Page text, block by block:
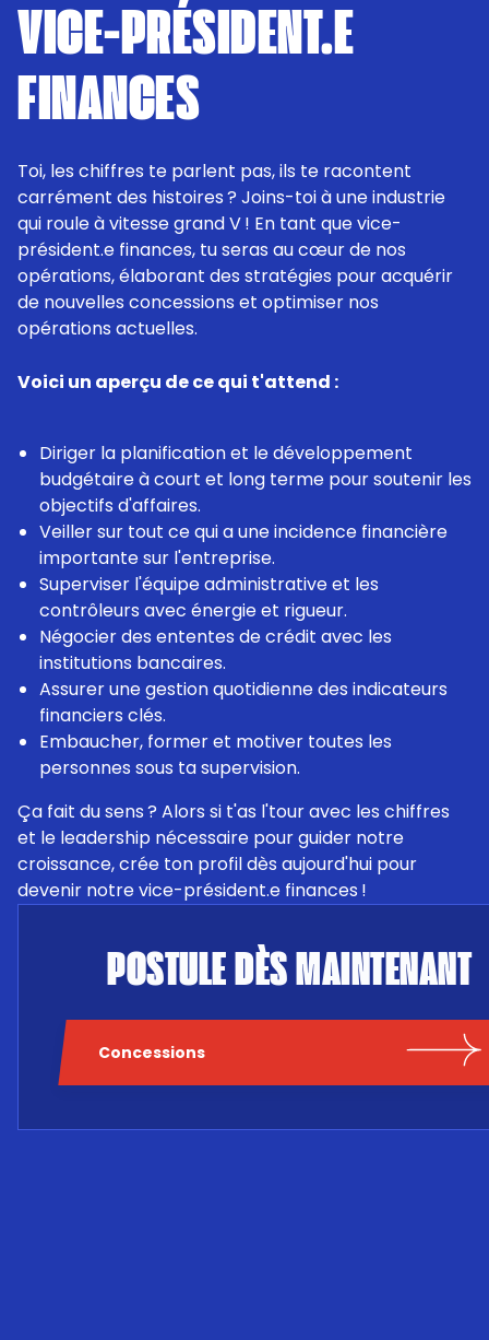
POSTULE DÈS MAINTENANT
Concessions
VICE-PRÉSIDENT.E
FINANCES
Toi, les chiffres te parlent pas, ils te racontent
carrément des histoires ? Joins-toi à une industrie
qui roule à vitesse grand V ! En tant que vice-
président.e finances, tu seras au cœur de nos
opérations, élaborant des stratégies pour acquérir
de nouvelles concessions et optimiser nos
opérations actuelles.
Voici un aperçu de ce qui t'attend :
Diriger la planification et le développement
budgétaire à court et long terme pour soutenir les
objectifs d'affaires.
Veiller sur tout ce qui a une incidence financière
importante sur l'entreprise.
Superviser l'équipe administrative et les
contrôleurs avec énergie et rigueur.
Négocier des ententes de crédit avec les
institutions bancaires.
Assurer une gestion quotidienne des indicateurs
financiers clés.
Embaucher, former et motiver toutes les
personnes sous ta supervision.
Ça fait du sens ? Alors si t'as l'tour avec les chiffres
et le leadership nécessaire pour guider notre
croissance, crée ton profil dès aujourd'hui pour
devenir notre vice-président.e finances !